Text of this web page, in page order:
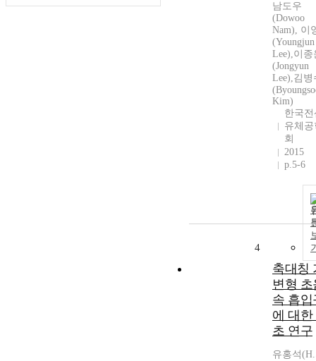
남도우
(Dowoo
Nam), 이
(Youngjun
Lee),이종
(Jongyun
Lee),김병
Kim)
한국전
유체공
회
2015
p.5-6
4
축대칭
변형 초
속 흡입
에 대한
초 연구
유홍석